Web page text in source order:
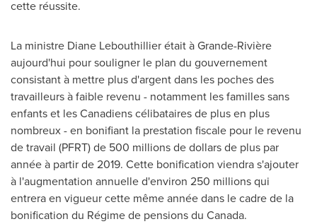
cette réussite.
La ministre Diane Lebouthillierétait à Grande-Rivière
aujourd'hui pour souligner le plan du gouvernement
consistant à mettre plus d'argent dans les poches des
travailleurs à faible revenu - notamment les familles sans
enfants et les Canadiens célibataires de plus en plus
nombreux - en bonifiant la prestation fiscale pour le revenu
de travail (PFRT) de 500 millions de dollars de plus par
année à partir de 2019. Cette bonification viendra s'ajouter
à l'augmentation annuelle d'environ 250 millions qui
entrera en vigueur cette même année dans le cadre de la
bonification du Régime de pensions du Canada.